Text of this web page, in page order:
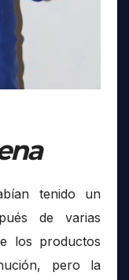
tenido un
de varias
los productos
pero la